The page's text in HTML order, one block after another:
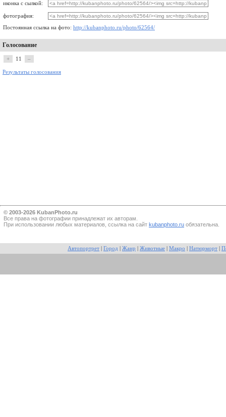
иконка с сылкой:
фотография:
Постоянная ссылка на фото: http://kubanphoto.ru/photo/62564/
Голосование
+ 11 –
Результаты голосования
© 2003-2026 KubanPhoto.ru
Все прaва на фотографии принадлежат их авторам.
При использовании любых материалов, ссылка на сайт kubanphoto.ru обязательна.
Автопортрет Город Жанр Животные Макро Натюрморт